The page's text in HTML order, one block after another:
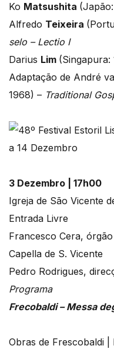
Ko Matsushita
Alfredo Teixeira
selo – Lectio I
Darius Lim (Singapura:
Adaptação de André
1968) – Traditional
3 Dezembro | 17h00
Igreja de São Vicente
Entrada Livre
Francesco Cera, órgão
Capella de S. Vicente
Pedro Rodrigues,
Programa
Frecobaldi – Messa
Obras de Frescobaldi